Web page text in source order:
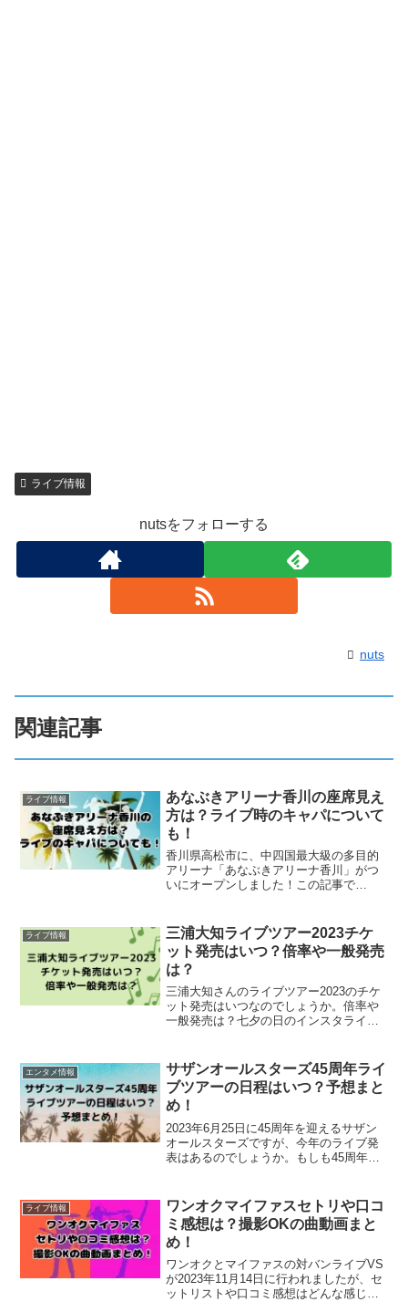
ライブ情報
nutsをフォローする
nuts
関連記事
ライブ情報
あなぶきアリーナ香川の座席見え
方は？ライブ時のキャパについて
も！
香川県高松市に、中四国最大級の多目的
アリーナ「あなぶきアリーナ香川」がつ
いにオープンしました！この記事で
ド席からの見え方・あなぶきアリーナ香
川のメインアリーナのキャパシ...
ライブ情報
三浦大知ライブツアー2023チケ
ット発売はいつ？倍率や一般発売
は？
三浦大知さんのライブツアー2023のチケ
ット発売はいつなのでしょうか。倍率や
一般発売は？七夕の日のインスタライブ
催されるので、ぜひともチケットをゲッ
トしたいですよね。三...
エンタメ情報
サザンオールスターズ45周年ライ
ブツアーの日程はいつ？予想まと
め！
2023年6月25日に45周年を迎えるサザン
オールスターズですが、今年のライブ発
表はあるのでしょうか。もしも45周年ラ
察してみました。※6月24日のラジオにて
45周年...
ライブ情報
ワンオクマイファスセトリや口コ
ミ感想は？撮影OKの曲動画まと
め！
ワンオクとマイファスの対バンライブVS
が2023年11月14日に行われましたが、セ
ットリストや口コミ感想はどんな感じな